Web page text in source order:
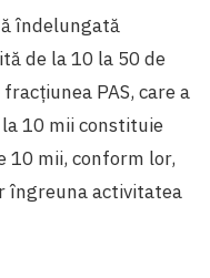
îndelungată
de la 10 la 50 de
PAS, care a
10 mii constituie
10 mii, conform lor,
îngreuna activitatea